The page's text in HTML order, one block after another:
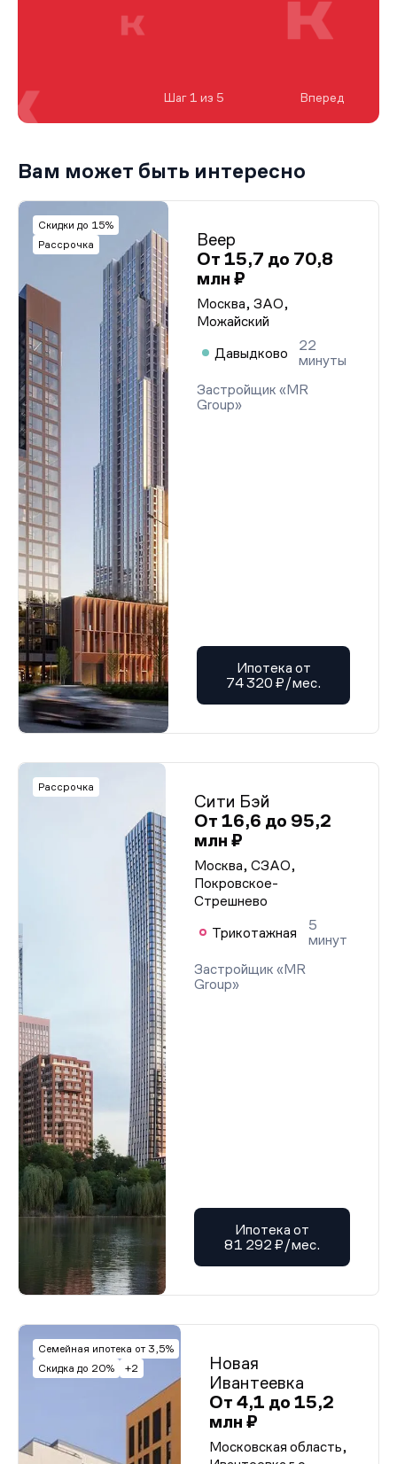
Шаг 1 из 5 Вперед
Вам может быть интересно
Скидки до 15%
Рассрочка
Веер
От 15,7 до 70,8
млн ₽
Москва, ЗАО,
Можайский
Давыдково
22
минуты
Застройщик «MR
Group»
Ипотека от
74 320 ₽/мес.
Рассрочка
Сити Бэй
От 16,6 до 95,2
млн ₽
Москва, СЗАО,
Покровское-
Стрешнево
Трикотажная
5
минут
Застройщик «MR
Group»
Ипотека от
81 292 ₽/мес.
Семейная ипотека от 3,5%
Скидка до 20%
+2
Новая
Ивантеевка
От 4,1 до 15,2
млн ₽
Московская область,